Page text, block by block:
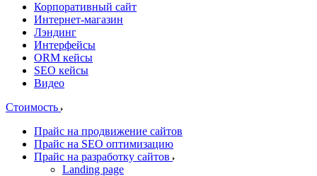
Корпоративный сайт
Интернет-магазин
Лэндинг
Интерфейсы
ORM кейсы
SEO кейсы
Видео
Стоимость
Прайс на продвижение сайтов
Прайс на SEO оптимизацию
Прайс на разработку сайтов
Landing page